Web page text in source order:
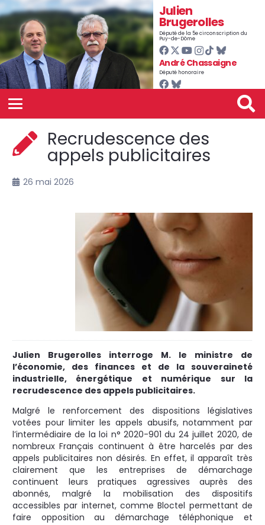
Julien
Brugerolles
Député de la 5e circonscription du
Puy-de-Dôme
André Chassaigne
Député honoraire
Recrudescence des
appels publicitaires
26 mai 2026
Julien Brugerolles interroge M. le ministre de
l’économie, des finances et de la souveraineté
industrielle, énergétique et numérique sur la
recrudescence des appels publicitaires.
Malgré le renforcement des dispositions législatives
votées pour limiter les appels abusifs, notamment par
l’intermédiaire de la loi n° 2020-901 du 24 juillet 2020, de
nombreux Français continuent à être harcelés par des
appels publicitaires non désirés. En effet, il apparaît très
clairement que les entreprises de démarchage
continuent leurs pratiques agressives auprès des
abonnés, malgré la mobilisation des dispositifs
accessibles par internet, comme Bloctel permettant de
faire opposition au démarchage téléphonique et